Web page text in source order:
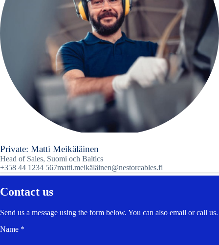
Private: Matti Meikäläinen
Head of Sales, Suomi och Baltics
+358 44 1234 567matti.meikäläinen@nestorcables.fi
Contact us
Send us a message using the form below. You can also email or call us.
Name *